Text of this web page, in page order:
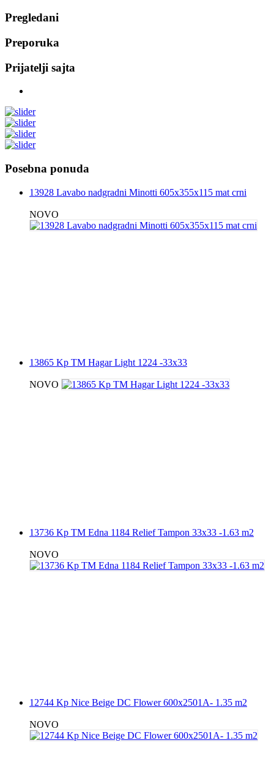
Pregledani
Preporuka
Prijatelji sajta
Posebna ponuda
13928 Lavabo nadgradni Minotti 605x355x115 mat crni
NOVO
13865 Kp TM Hagar Light 1224 -33x33
NOVO
13736 Kp TM Edna 1184 Relief Tampon 33x33 -1.63 m2
NOVO
12744 Kp Nice Beige DC Flower 600x2501A- 1.35 m2
NOVO